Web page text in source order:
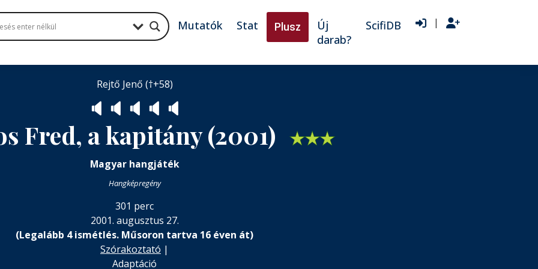
Mutatók Stat Plusz
Új
darab?
ScifiDB |
Rejtő Jenő (†+58)
🔈 🔈 🔈 🔈 🔈
Fred, a kapitány (2001) ★★★
Magyar hangjáték
Hangképregény
301 perc
2001. augusztus 27.
(Legalább 4 ismétlés. Műsoron tartva 16 éven át)
Szórakoztató |
Adaptáció